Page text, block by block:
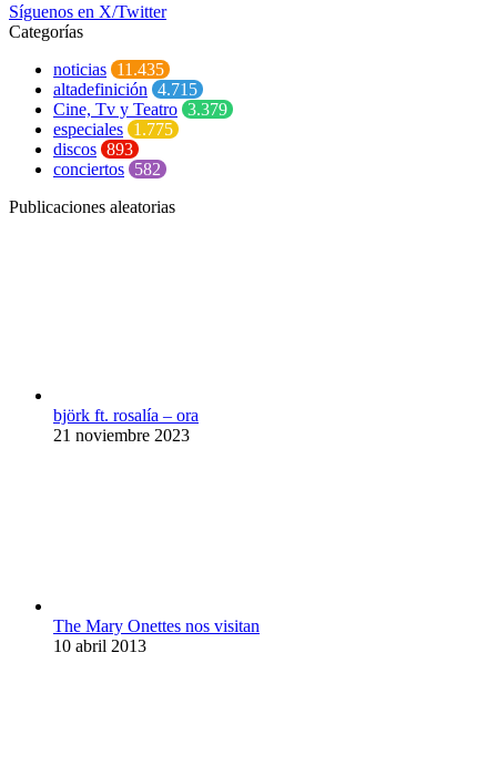
Síguenos en X/Twitter
Categorías
noticias 11.435
altadefinición 4.715
Cine, Tv y Teatro 3.379
especiales 1.775
discos 893
conciertos 582
Publicaciones aleatorias
björk ft. rosalía – ora
21 noviembre 2023
The Mary Onettes nos visitan
10 abril 2013